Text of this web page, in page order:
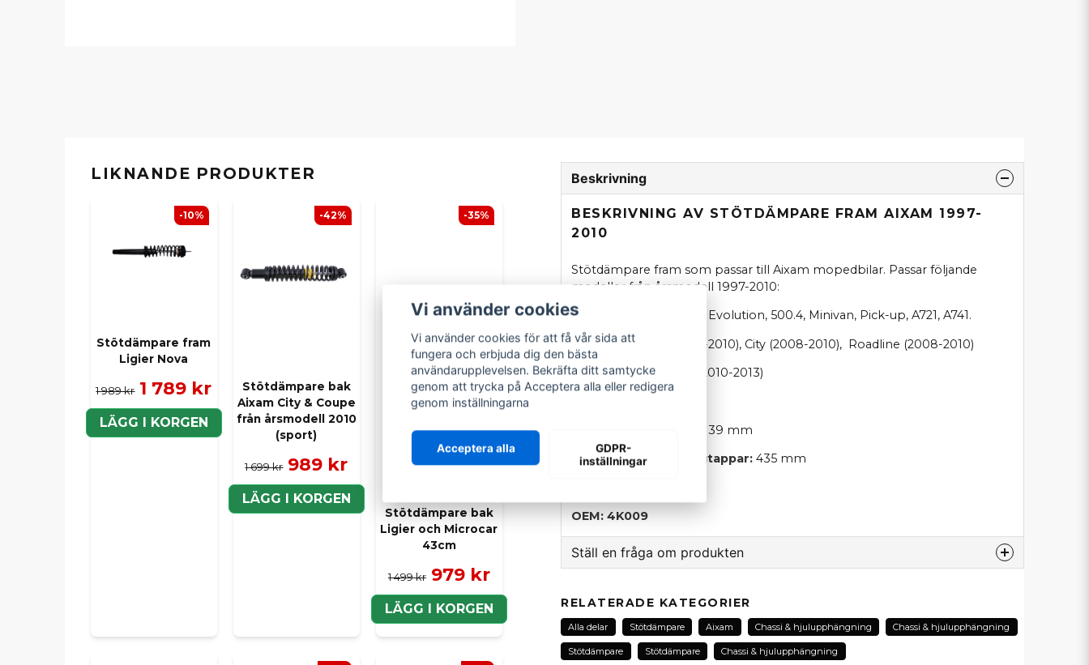
LIKNANDE PRODUKTER
Stötdämpare fram
Ligier Nova
1 989 kr 1 789 kr
LÄGG I KORGEN
-10%
Stötdämpare bak
Aixam City & Coupe
från årsmodell 2010
(sport)
1 699 kr 989 kr
LÄGG I KORGEN
-42%
Stötdämpare bak
Ligier och Microcar
43cm
1 499 kr 979 kr
LÄGG I KORGEN
-35%
Beskrivning
BESKRIVNING AV STÖTDÄMPARE FRAM AIXAM 1997-
2010
Stötdämpare fram som passar till Aixam mopedbilar. Passar följande
modeller från årsmodell 1997-2010:
Aixam
400, 400.4, 400 Evolution, 500.4, Minivan, Pick-up, A721, A741.
AixamCrossline (2005-2010), City (2008-2010), Roadline (2008-2010)
AixamCrossline, City (2010-2013)
39 mm
Längd exklusive gängtappar: 435 mm
OEM: 4K009
Ställ en fråga om produkten
Fråga oss om denna produkt...
RELATERADE KATEGORIER
Alla delar Stötdämpare Aixam Chassi & hjulupphängning Chassi & hjulupphängning
Stötdämpare Stötdämpare Chassi & hjulupphängning
Vi använder cookies
Vi använder cookies för att få vår sida att
fungera och erbjuda dig den bästa
användarupplevelsen. Bekräfta ditt samtycke
genom att trycka på Acceptera alla eller redigera
genom inställningarna
Acceptera alla
GDPR-
inställningar